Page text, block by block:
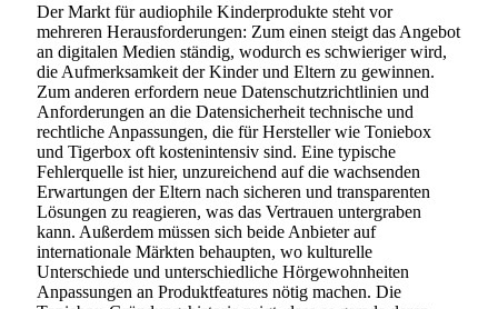
Der Markt für audiophile Kinderprodukte steht vor
mehreren Herausforderungen: Zum einen steigt das Angebot
an digitalen Medien ständig, wodurch es schwieriger wird,
die Aufmerksamkeit der Kinder und Eltern zu gewinnen.
Zum anderen erfordern neue Datenschutzrichtlinien und
Anforderungen an die Datensicherheit technische und
rechtliche Anpassungen, die für Hersteller wie Toniebox
und Tigerbox oft kostenintensiv sind. Eine typische
Fehlerquelle ist hier, unzureichend auf die wachsenden
Erwartungen der Eltern nach sicheren und transparenten
Lösungen zu reagieren, was das Vertrauen untergraben
kann. Außerdem müssen sich beide Anbieter auf
internationale Märkten behaupten, wo kulturelle
Unterschiede und unterschiedliche Hörgewohnheiten
Anpassungen an Produktfeatures nötig machen. Die